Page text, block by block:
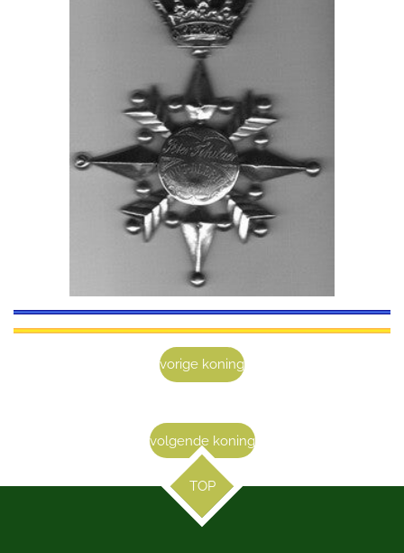
vorige koning
volgende koning
TOP